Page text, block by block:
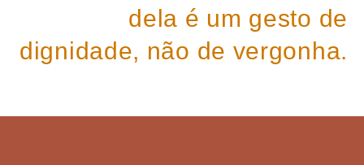
dela é um gesto de
dignidade, não de vergonha.